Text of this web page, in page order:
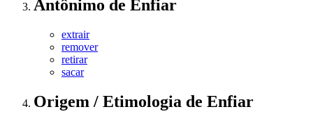
Antônimo de Enfiar
extrair
remover
retirar
sacar
Origem / Etimologia de Enfiar